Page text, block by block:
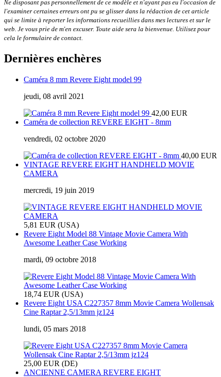
Ne disposant pas personnellement de ce modèle et n'ayant pas eu l'occasion de
l'examiner certaines erreurs ont pu se glisser dans la rédaction de cet article
qui se limite à reporter les informations recueillies dans mes lectures et sur le
web. Je vous prie de m'en excuser. Toute aide sera la bienvenue. Utilisez pour
cela le formulaire de contact.
Dernières enchères
Caméra 8 mm Revere Eight model 99
jeudi, 08 avril 2021
42,00 EUR
Caméra de collection REVERE EIGHT - 8mm
vendredi, 02 octobre 2020
40,00 EUR
VINTAGE REVERE EIGHT HANDHELD MOVIE
CAMERA
mercredi, 19 juin 2019
5,81 EUR (USA)
Revere Eight Model 88 Vintage Movie Camera With
Awesome Leather Case Working
mardi, 09 octobre 2018
18,74 EUR (USA)
Revere Eight USA C227357 8mm Movie Camera Wollensak
Cine Raptar 2,5/13mm jz124
lundi, 05 mars 2018
25,00 EUR (DE)
ANCIENNE CAMERA REVERE EIGHT